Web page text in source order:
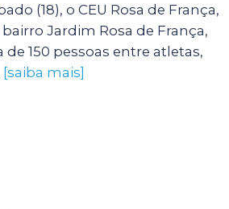
(18), o CEU Rosa de França,
Jardim Rosa de França,
de 150 pessoas entre atletas,
[saiba mais]